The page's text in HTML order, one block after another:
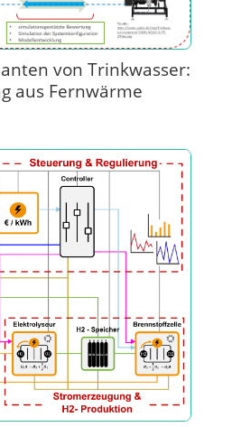
von Trinkwasser:
aus Fernwärme